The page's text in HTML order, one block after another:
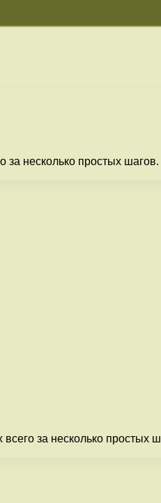
несколько простых шагов.
за несколько простых